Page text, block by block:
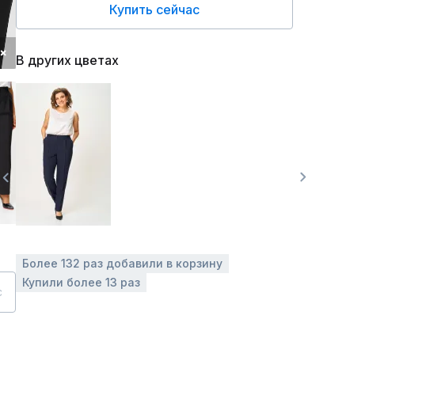
Купить сейчас
В других цветах
Более 132 раз добавили в корзину
Купили более 13 раз